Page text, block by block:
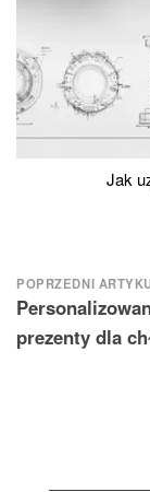
Jak
Nawigacja
wpisu
POPRZEDNI
prezenty dla